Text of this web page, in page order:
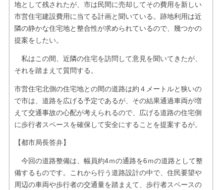
地として残されたが、市は民間に売却してその費用を新しい
市営住宅建設費用に当てる計画と聞いている。跡地利用は近
隣の静かな住宅地と整合性が求められているので、幾つかの
提案をしたい。
私はこの間、近隣の住宅を訪問して意見を聞いてきたが、
それを踏まえて質問する。
市営住宅北側の住宅地との間の道路は約４メートルと狭いの
で市は、道路を広げる予定であるが、その結果通過車両が増
えて交通事故の心配が考えられるので、広げる道路の住宅側
に歩行者スペースを確保して安全にすることを提案するが。
【都市局長答弁】
今回の道路整備は、幅員約4ｍの通路を6ｍの道路として整
備するものです。これから行う道路設計の中で、住民要望や
周辺の車両や歩行者の交通量を踏まえて、歩行者スペースの